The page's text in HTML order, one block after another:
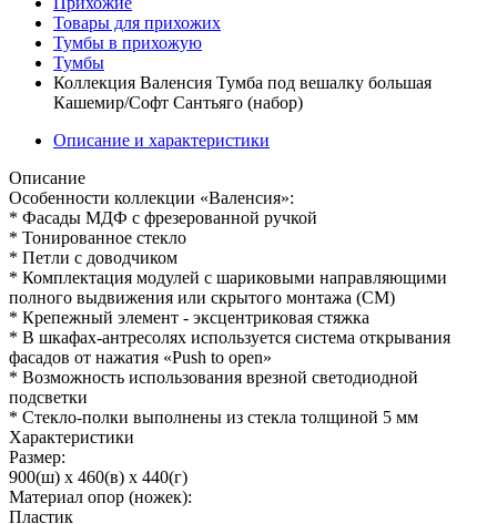
Товары для прихожих
Тумбы в прихожую
Тумбы
Коллекция Валенсия Тумба под вешалку большая
Кашемир/Софт Сантьяго (набор)
Описание и характеристики
Описание
Особенности коллекции «Валенсия»:
* Фасады МДФ с фрезерованной ручкой
* Тонированное стекло
* Петли с доводчиком
* Комплектация модулей с шариковыми направляющими
полного выдвижения или скрытого монтажа (СМ)
* Крепежный элемент - эксцентриковая стяжка
* В шкафах-антресолях используется система открывания
фасадов от нажатия «Push to open»
* Возможность использования врезной светодиодной
подсветки
* Стекло-полки выполнены из стекла толщиной 5 мм
Характеристики
Размер:
900(ш) x 460(в) x 440(г)
Материал опор (ножек):
Пластик